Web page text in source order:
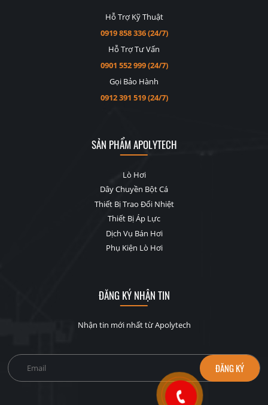
Hỗ Trợ Kỹ Thuật
0919 858 336 (24/7)
Hỗ Trợ Tư Vấn
0901 552 999 (24/7)
Gọi Bảo Hành
0912 391 519 (24/7)
SẢN PHẨM APOLYTECH
Lò Hơi
Dây Chuyền Bột Cá
Thiết Bị Trao Đổi Nhiệt
Thiết Bị Áp Lực
Dịch Vụ Bán Hơi
Phụ Kiện Lò Hơi
ĐĂNG KÝ NHẬN TIN
Nhận tin mới nhất từ Apolytech
Email